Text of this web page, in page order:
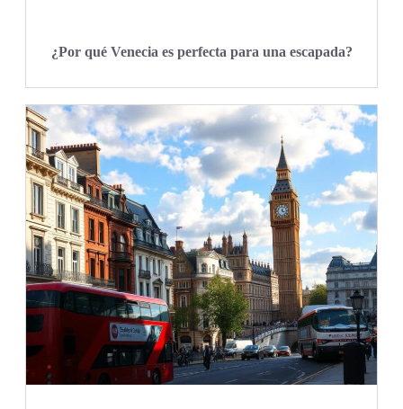
¿Por qué Venecia es perfecta para una escapada?